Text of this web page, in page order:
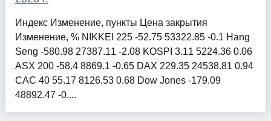
Индекс Изменение, пункты Цена закрытия
Изменение, % NIKKEI 225 -52.75 53322.85 -0.1 Hang
Seng -580.98 27387.11 -2.08 KOSPI 3.11 5224.36 0.06
ASX 200 -58.4 8869.1 -0.65 DAX 229.35 24538.81 0.94
CAC 40 55.17 8126.53 0.68 Dow Jones -179.09
48892.47 -0....